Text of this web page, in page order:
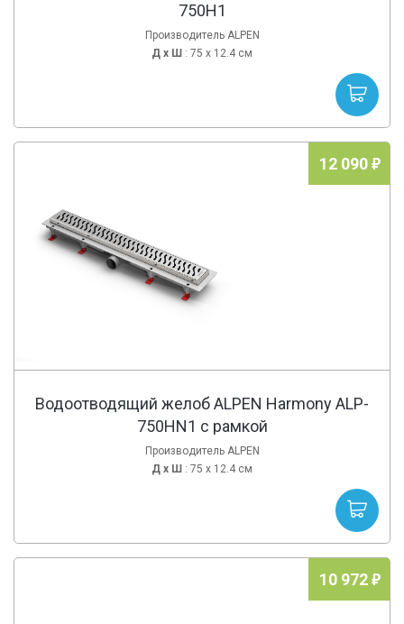
750H1
Производитель ALPEN
Д х Ш : 75 x 12.4 см
12 090
Водоотводящий желоб ALPEN Harmony ALP-
750HN1 с рамкой
Производитель ALPEN
Д х Ш : 75 x 12.4 см
10 972